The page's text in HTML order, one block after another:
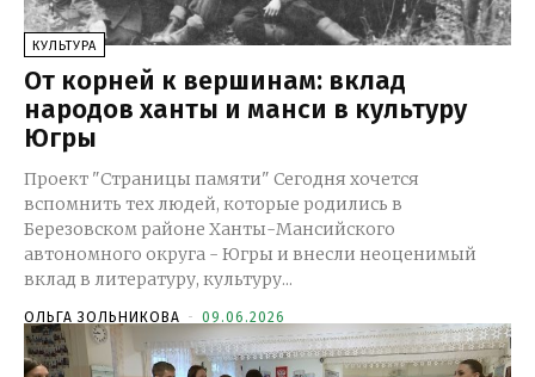
КУЛЬТУРА
От корней к вершинам: вклад
народов ханты и манси в культуру
Югры
Проект "Страницы памяти" Сегодня хочется
вспомнить тех людей, которые родились в
Березовском районе Ханты-Мансийского
автономного округа - Югры и внесли неоценимый
вклад в литературу, культуру...
ОЛЬГА ЗОЛЬНИКОВА - 09.06.2026